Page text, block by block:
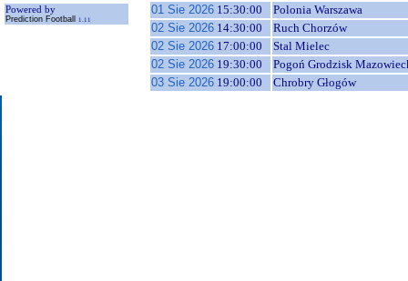
Powered by
Prediction Football 1.11
01 Sie 2026 15:30:00
Polonia Warszawa
02 Sie 2026 14:30:00
Ruch Chorzów
02 Sie 2026 17:00:00
Stal Mielec
02 Sie 2026 19:30:00
Pogoń Grodzisk
03 Sie 2026 19:00:00 Chrobry Głogów